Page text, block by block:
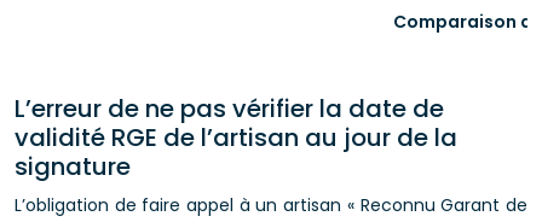
Comparaison
L’erreur de ne pas vérifier la date de
validité RGE de l’artisan au jour de la
signature
L’obligation de faire appel à un artisan « Reconnu Garant de